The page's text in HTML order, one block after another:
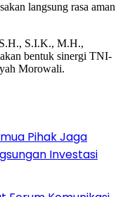
langsung rasa aman
S.I.K., M.H.,
bentuk sinergi TNI-
Morowali.
Pihak Jaga
Investasi